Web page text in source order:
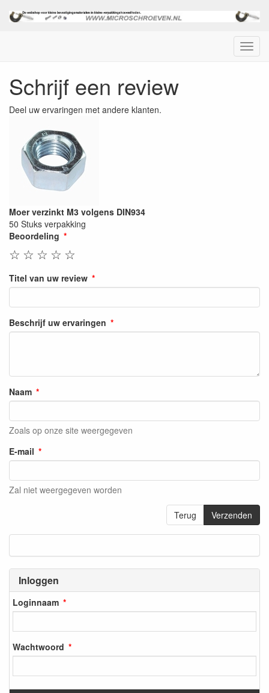
Menu
Inloggen
Loginnaam
Wachtwoord
Schrijf een review
Deel uw ervaringen met andere klanten.
Moer verzinkt M3 volgens DIN934
50 Stuks verpakking
Beoordeling
☆
☆
☆
☆
☆
Titel van uw review
Beschrijf uw ervaringen
Naam
Zoals op onze site weergegeven
E-mail
Zal niet weergegeven worden
Terug Verzenden